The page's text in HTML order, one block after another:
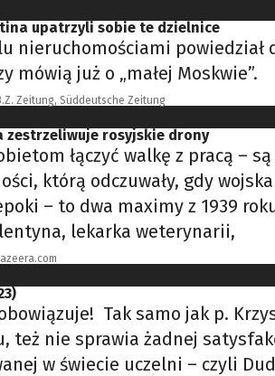
upatrzyli sobie te dzielnice
nieruchomościami powiedział
mówią już o „małej Moskwie”.
Zeitung, Süddeutsche Zeitung
zestrzeliwuje rosyjskie drony
łączyć walkę z pracą
którą odczuwały, gdy
– to dwa maximy z 1939
lekarka weterynarii,
Tak samo jak p.
też nie sprawia żadnej
w świecie uczelni – czyli